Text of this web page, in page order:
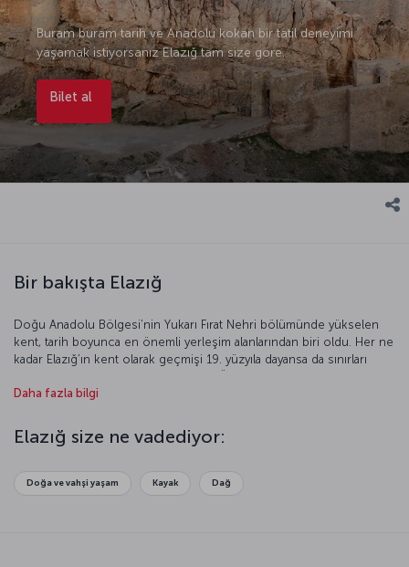
Buram buram tarih ve Anadolu kokan bir tatil deneyimi
yaşamak istiyorsanız Elazığ tam size göre.
Bilet al
Bir bakışta Elazığ
Doğu Anadolu Bölgesi’nin Yukarı Fırat Nehri bölümünde yükselen
kent, tarih boyunca en önemli yerleşim alanlarından biri oldu. Her ne
kadar Elazığ’ın kent olarak geçmişi 19. yüzyıla dayansa da sınırları
Maden bakımından zengin olması ve Türkiye’nin en büyük
de Anadolu’nun dikkat çeken şehirlerinden biri olarak kabul ediliyor.
Daha fazla bilgi
Elazığ size ne vadediyor:
Doğa ve vahşi yaşam Kayak Dağ